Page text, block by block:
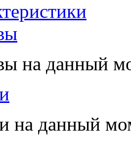
на данный
на данный